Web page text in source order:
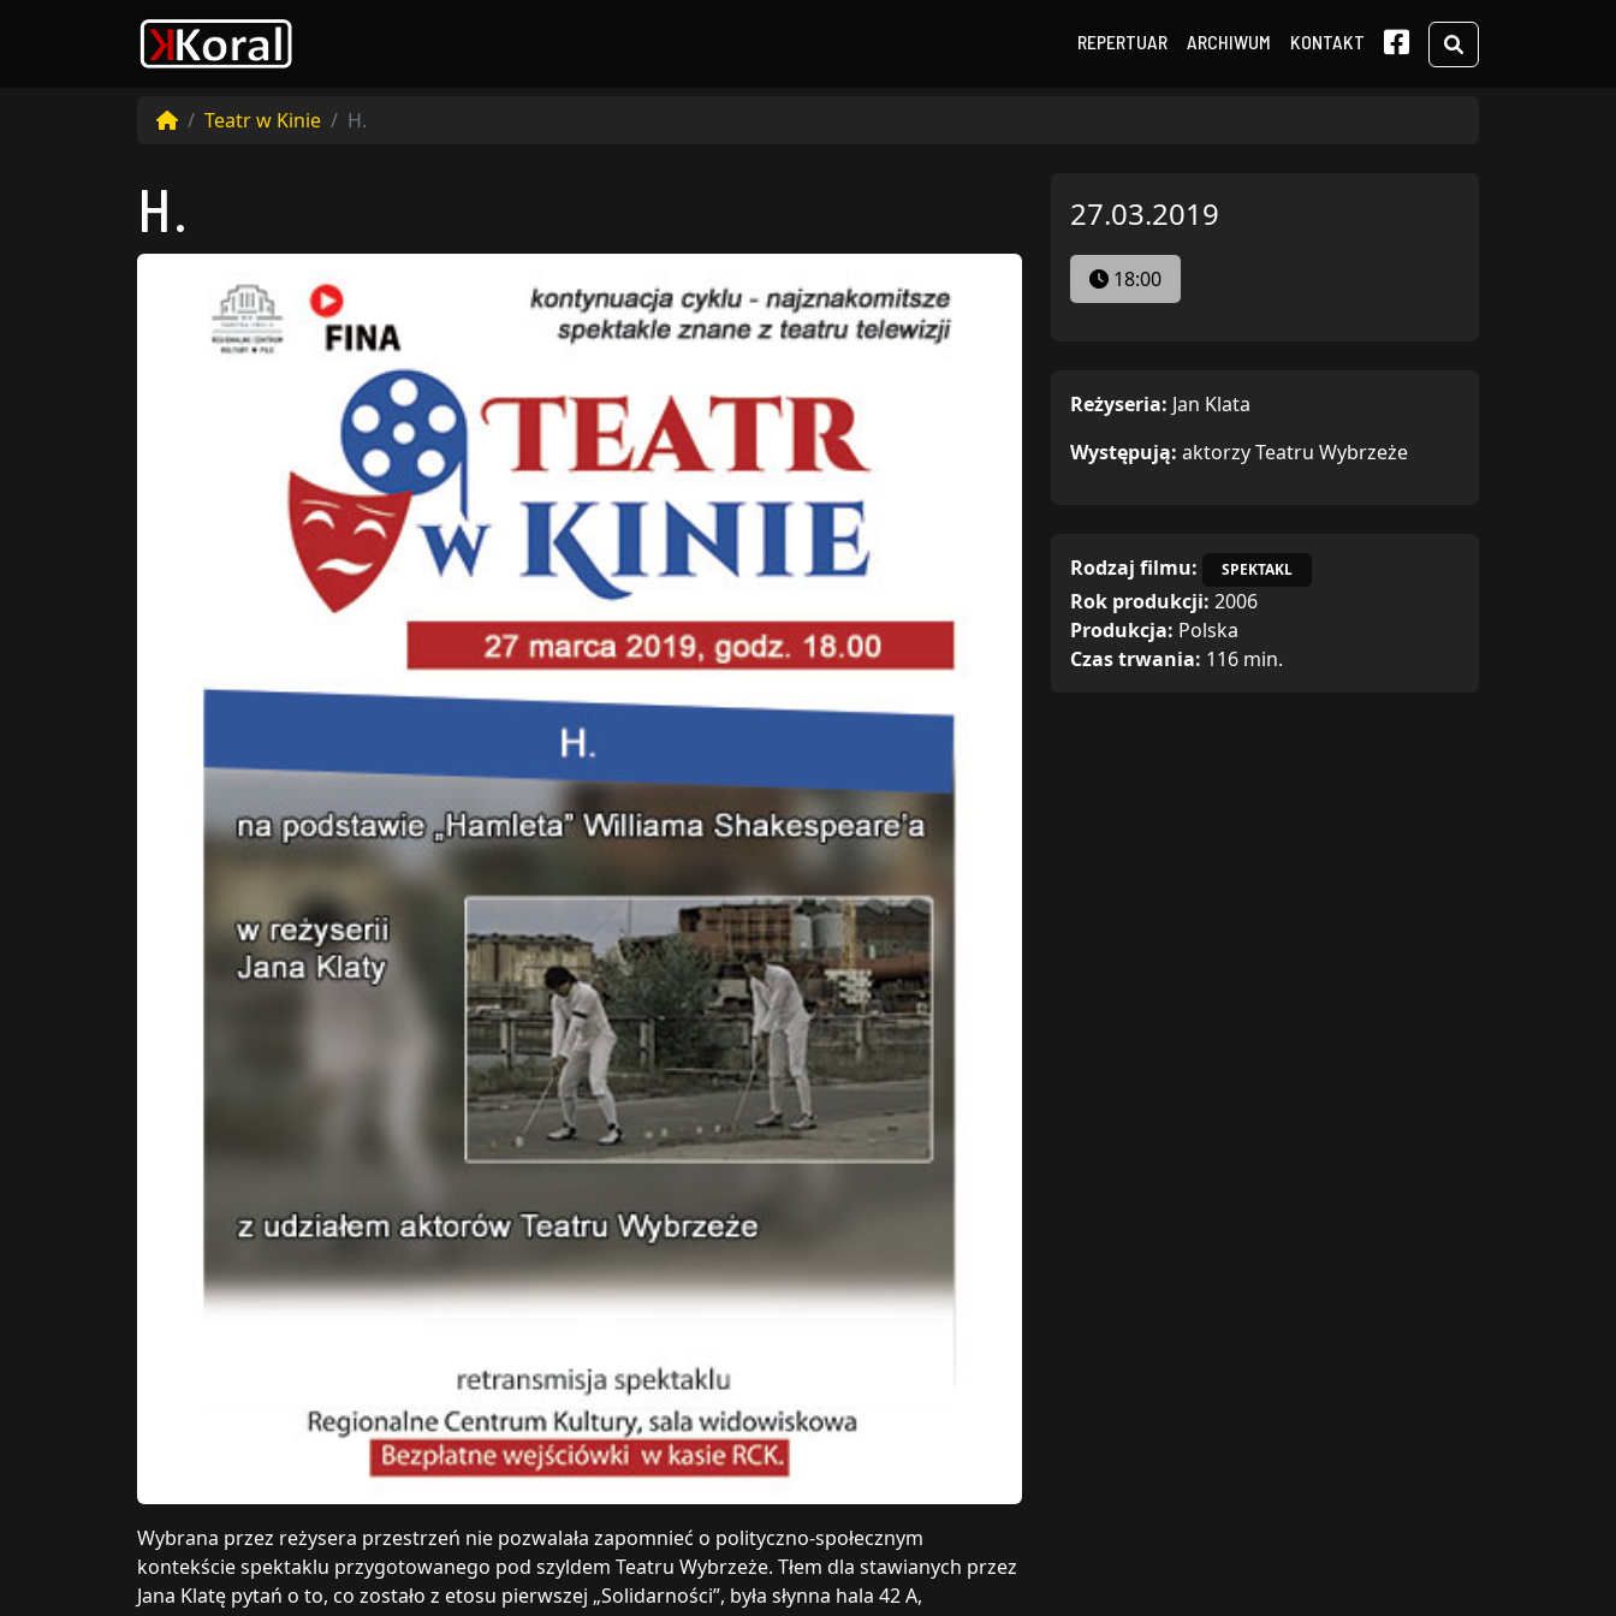
REPERTUAR ARCHIWUM KONTAKT
Teatr w Kinie H.
H.
Wybrana przez reżysera przestrzeń nie pozwalała zapomnieć o polityczno-społecznym
kontekście spektaklu przygotowanego pod szyldem Teatru Wybrzeże. Tłem dla stawianych przez
Jana Klatę pytań o to, co zostało z etosu pierwszej „Solidarności”, była słynna hala 42 A,
27.03.2019
18:00
Reżyseria: Jan Klata
Występują: aktorzy Teatru Wybrzeże
Rodzaj filmu: SPEKTAKL
Rok produkcji: 2006
Produkcja: Polska
Czas trwania: 116 min.